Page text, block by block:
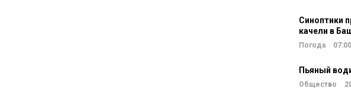
Синоптики
качели в
Погода 07:00
Пьяный
Общество